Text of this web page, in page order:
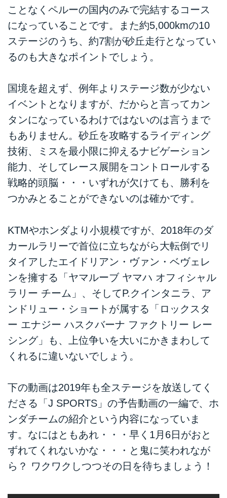
ことなくペルーの国内のみで完結するコース
になっていることです。また約5,000kmの10
ステージのうち、約7割が砂丘走行となってい
るのも大きなポイントでしょう。
国境を超えず、例年よりステージ数が少ない
イベントとなりますが、だからと言ってカン
タンになっているわけではないのは言うまで
もありません。砂丘を攻略するライディング
技術、ミスを最小限に抑えるナビゲーション
能力、そしてレース展開をコントロールする
戦略的頭脳・・・いずれが欠けても、勝利を
つかみとることができないのは確かです。
KTMやホンダより小規模ですが、2018年のダ
カールラリーで首位に立ちながら大転倒でリ
タイアしたエイドリアン・ヴァン・ベヴェレ
ンを擁する「ヤマルーブ ヤマハ オフィシャル
ラリー チーム」、そしてP.クインタニラ、ア
ンドリュー・ショートが属する「ロックスタ
ー エナジー ハスクバーナ ファクトリー レー
シング」も、上位争いを大いにかきまわして
くれるに違いないでしょう。
下の動画は2019年も全ステージを放送してく
ださる「J SPORTS」の予告動画の一編で、ホ
ンダチームの紹介という内容になっていま
す。なにはともあれ・・・早く1月6日がおと
ずれてくれないかな・・・と鬼に笑われなが
ら？ ワクワクしつつその日を待ちましょう！